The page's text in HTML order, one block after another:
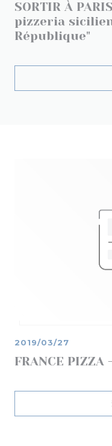
SORTIR À
pizzeria
République"
FRANCE
2019/03/27